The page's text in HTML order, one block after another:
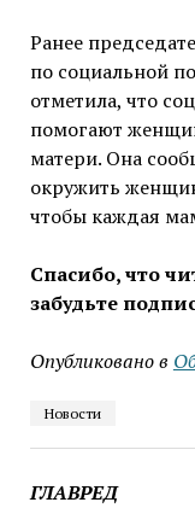
Ранее
по социальной
отметила, что
помогают
матери. Она
окружить
чтобы каждая
Спасибо, что
забудьте
Опубликовано в
Новости
ГЛАВРЕД